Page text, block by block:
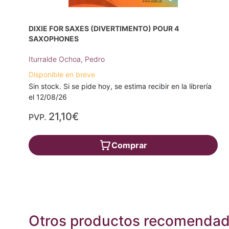
DIXIE FOR SAXES (DIVERTIMENTO) POUR 4
SAXOPHONES
Iturralde Ochoa, Pedro
Disponible en breve
Sin stock. Si se pide hoy, se estima recibir en la librería
el 12/08/26
PVP. 21,10€
Comprar
Otros productos